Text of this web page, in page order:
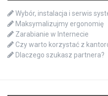
Wybór, instalacja i serwis
Maksymalizujmy ergonomię
Zarabianie w Internecie
Czy warto korzystać z
Dlaczego szukasz partnera?